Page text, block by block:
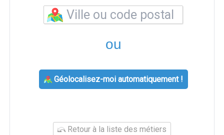
ou
Géolocalisez-moi automatiquement !
Retour à la liste des métiers